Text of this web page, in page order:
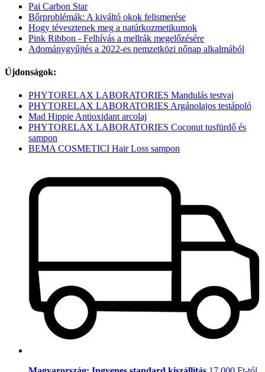
Pai Carbon Star
Bőrproblémák: A kiváltó okok felismerése
Hogy tévesztenek meg a natúrkozmetikumok
Pink Ribbon - Felhívás a mellrák megelőzésére
Adománygyűjtés a 2022-es nemzetközi nőnap alkalmából
Újdonságok:
PHYTORELAX LABORATORIES Mandulás testvaj
PHYTORELAX LABORATORIES Argánolajos testápoló
Mad Hippie Antioxidant arcolaj
PHYTORELAX LABORATORIES Coconut tusfürdő és
sampon
BEMA COSMETICI Hair Loss sampon